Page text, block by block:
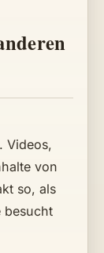
Videos,
von
so, als
besucht